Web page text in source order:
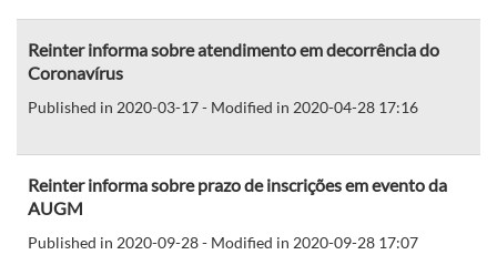
Reinter informa sobre atendimento em decorrência do
Coronavírus
Published in 2020-03-17 - Modified in 2020-04-28 17:16
Reinter informa sobre prazo de inscrições em evento da
AUGM
Published in 2020-09-28 - Modified in 2020-09-28 17:07